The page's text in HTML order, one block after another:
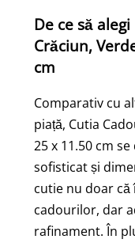
De ce să
Crăciun,
cm
Comparativ cu
piață, Cutia
25 x 11.50 cm
sofisticat și
cutie nu doar
cadourilor, dar
rafinament. În